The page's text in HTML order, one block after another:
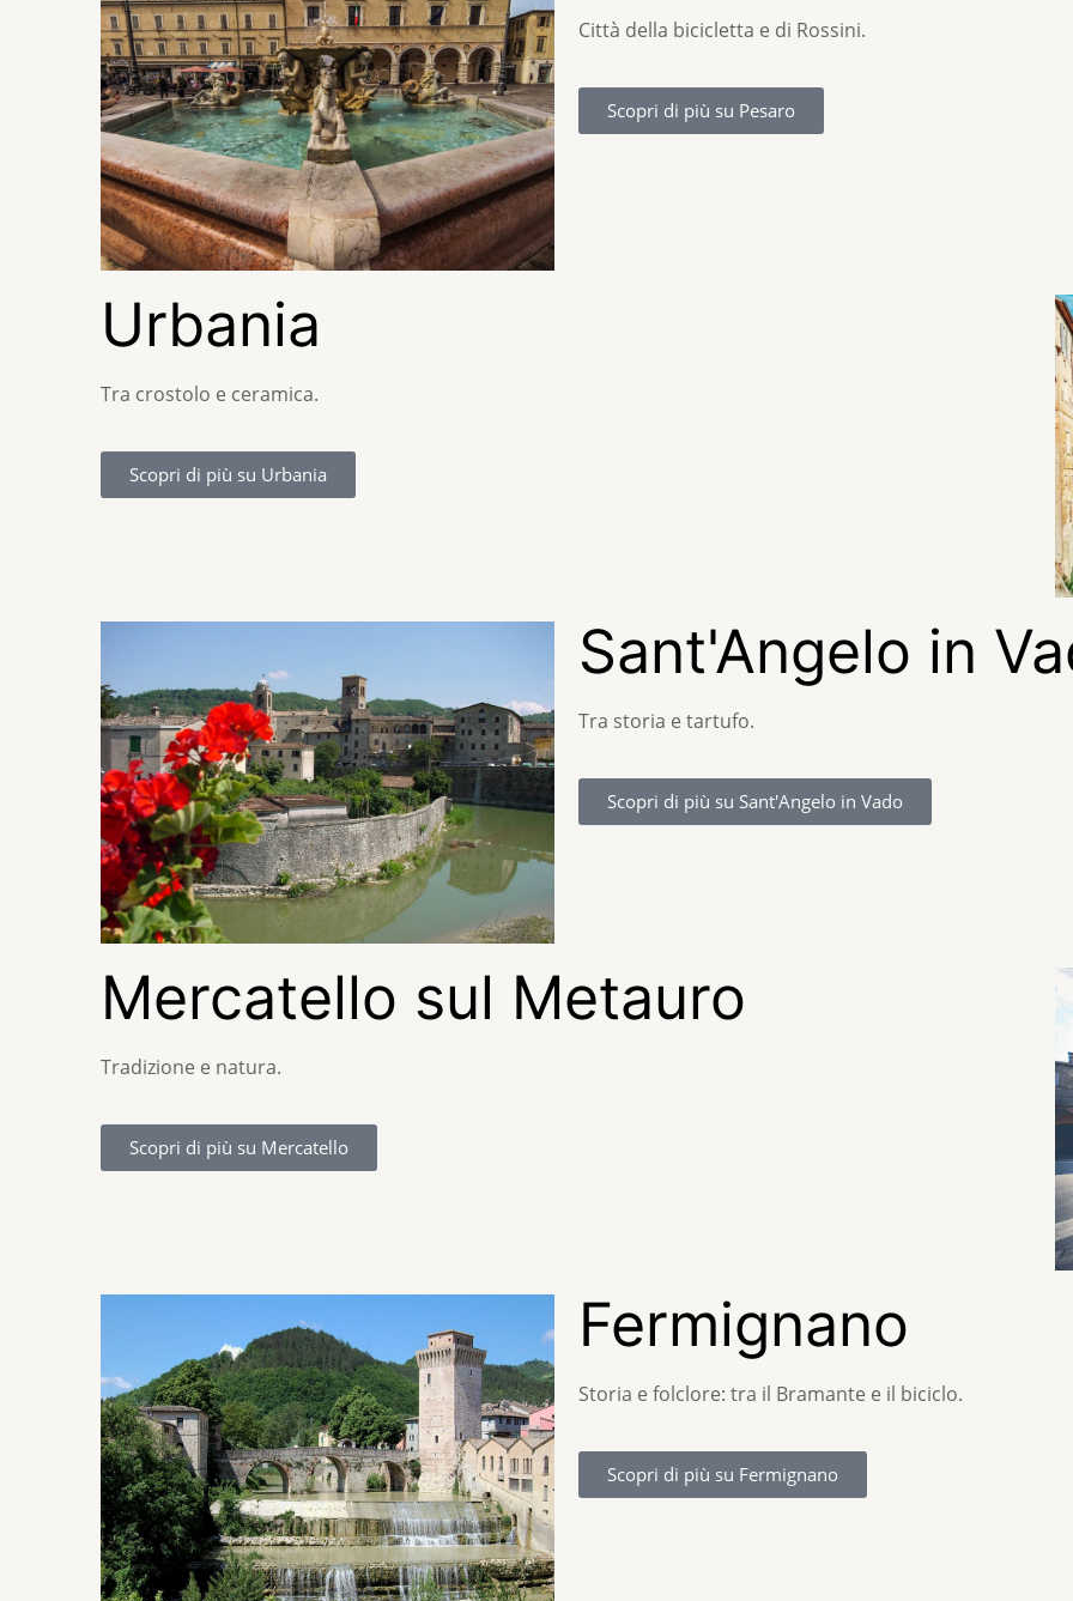
Città della bicicletta e di Rossini.
Scopri di più su Pesaro
Urbania
Tra crostolo e ceramica.
Scopri di più su Urbania
Sant'Angelo in
Tra storia e tartufo.
Scopri di più su Sant'Angelo in Vado
Mercatello sul Metauro
Tradizione e natura.
Scopri di più su Mercatello
Fermignano
Storia e folclore: tra il Bramante e il biciclo.
Scopri di più su Fermignano